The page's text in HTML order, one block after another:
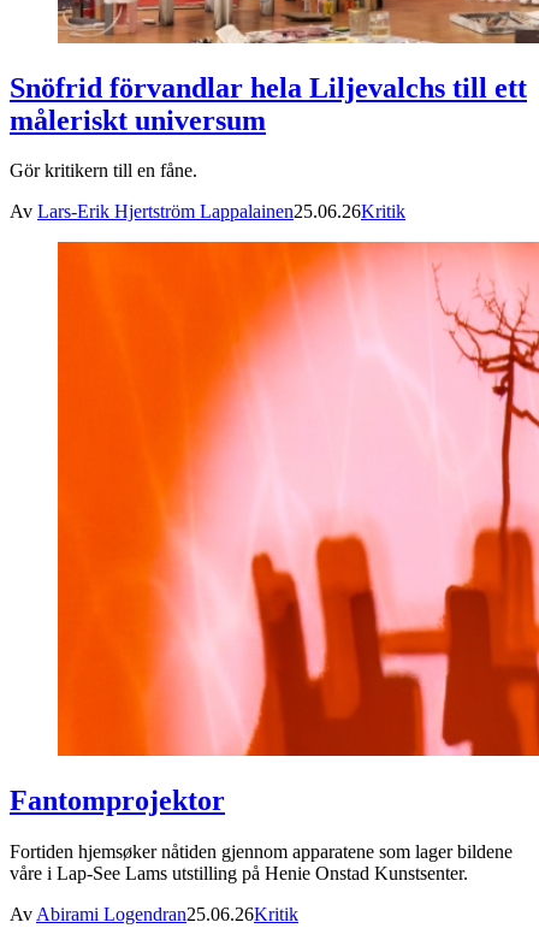
Snöfrid förvandlar hela Liljevalchs till ett
måleriskt universum
Gör kritikern till en fåne.
Av Lars-Erik Hjertström Lappalainen25.06.26Kritik
Fantomprojektor
Fortiden hjemsøker nåtiden gjennom apparatene som lager bildene
våre i Lap-See Lams utstilling på Henie Onstad Kunstsenter.
Av Abirami Logendran25.06.26Kritik